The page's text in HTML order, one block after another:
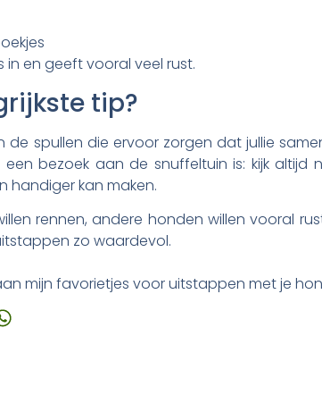
en geeft vooral veel rust.
tip?
de spullen die ervoor zorgen dat jullie
bezoek aan de snuffeltuin is: kijk
handiger kan maken.
rennen, andere honden willen vooral
zo waardevol.
mijn favorietjes voor uitstappen met je